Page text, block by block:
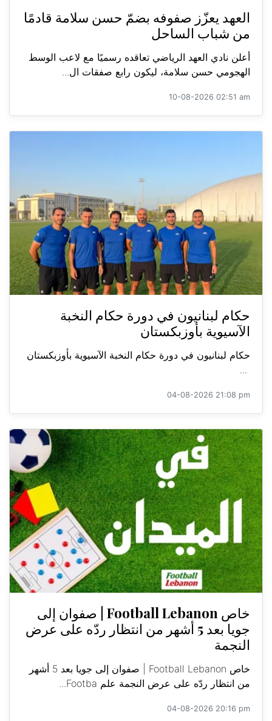
العهد يعزّز صفوفه بضمّ حسن سلامة قادمًا
من شباب الساحل
أعلن نادي العهد الرياضي تعاقده رسميًا مع لاعب الوسط
الهجومي حسن سلامة، ليكون رابع صفقات ال...
10-08-2026 02:51 am
حكام لبنانيون في دورة حكام النخبة
الآسيوية بأوزبكستان
حكام لبنانيون في دورة حكام النخبة الآسيوية بأوزبكستان
...
04-08-2026 21:08 pm
خاص Football Lebanon | صفوان إلى
جويا بعد 5 أشهر من انتظار ردّه على عرض
النجمة
خاص Football Lebanon | صفوان إلى جويا بعد 5 أشهر
من انتظار ردّه على عرض النجمة علم Footba...
04-08-2026 20:16 pm